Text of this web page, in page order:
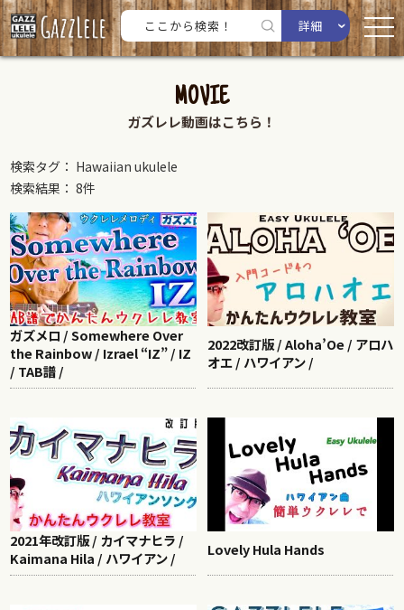
詳細
MOVIE
ガズレレ動画はこちら！
検索タグ： Hawaiian ukulele
検索結果： 8件
ガズメロ / Somewhere Over
the Rainbow / Izrael “IZ” / IZ
/ TAB譜 /
2022改訂版 / Aloha’Oe / アロハ
オエ / ハワイアン /
2021年改訂版 / カイマナヒラ /
Kaimana Hila / ハワイアン /
Lovely Hula Hands